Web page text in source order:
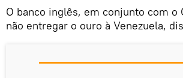
O banco inglês, em conjunto com o
não entregar o ouro à Venezuela,